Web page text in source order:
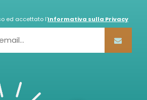
ed accettato l'Informativa sulla Privacy